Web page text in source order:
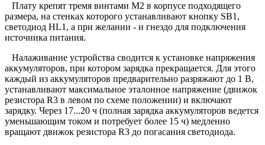
Плату крепят тремя винтами М2 в корпусе подходящего
размера, на стенках которого устанавливают кнопку SB1,
светодиод HL1, а при желании - и гнездо для подключения
источника питания.
Налаживание устройства сводится к установке напряжения
аккумуляторов, при котором зарядка прекращается. Для этого
каждый из аккумуляторов предварительно разряжают до 1 В,
устанавливают максимальное эталонное напряжение (движок
резистора R3 в левом по схеме положении) и включают
зарядку. Через 17...20 ч (полная зарядка аккумуляторов ведется
уменьшающим током и потребует более 15 ч) медленно
вращают движок резистора R3 до погасания светодиода.